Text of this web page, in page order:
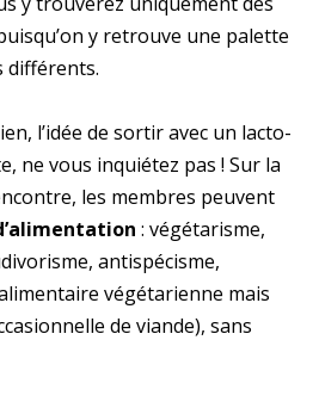
y retrouve une palette
différents.
l’idée de sortir avec un lacto-
ne vous inquiétez pas ! Sur la
les membres peuvent
: végétarisme,
antispécisme,
végétarienne mais
de viande), sans